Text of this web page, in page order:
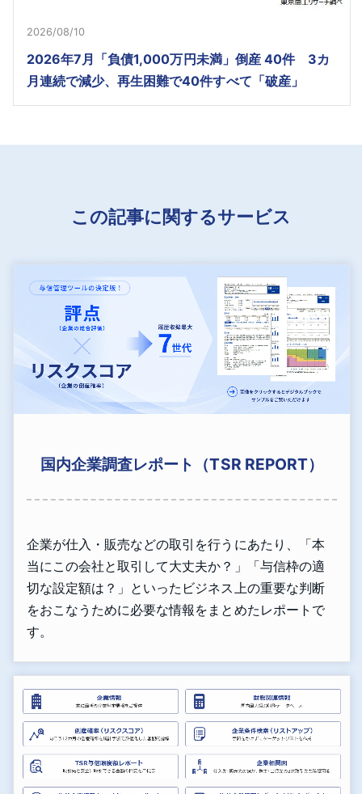
2026/08/10
2026年7月「負債1,000万円未満」倒産 40件 3カ
月連続で減少、再生困難で40件すべて「破産」
この記事に関するサービス
国内企業調査レポート（TSR REPORT）
企業が仕入・販売などの取引を行うにあたり、「本
当にこの会社と取引して大丈夫か？」「与信枠の適
切な設定額は？」といったビジネス上の重要な判断
をおこなうために必要な情報をまとめたレポートで
す。